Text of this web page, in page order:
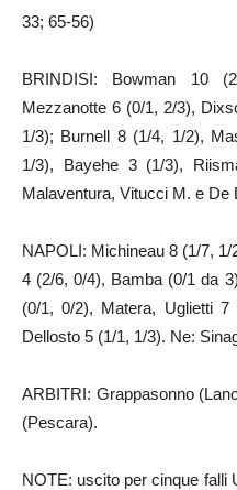
33; 65-56)
BRINDISI: Bowman 10
Mezzanotte 6 (0/1, 2/3),
1/3); Burnell 8 (1/4, 1/2),
1/3), Bayehe 3 (1/3),
Malaventura, Vitucci M. e De
NAPOLI: Michineau 8 (1/7,
4 (2/6, 0/4), Bamba (0/1 da
(0/1, 0/2), Matera, Uglietti
Dellosto 5 (1/1, 1/3). Ne:
ARBITRI: Grappasonno
(Pescara).
NOTE: uscito per cinque falli